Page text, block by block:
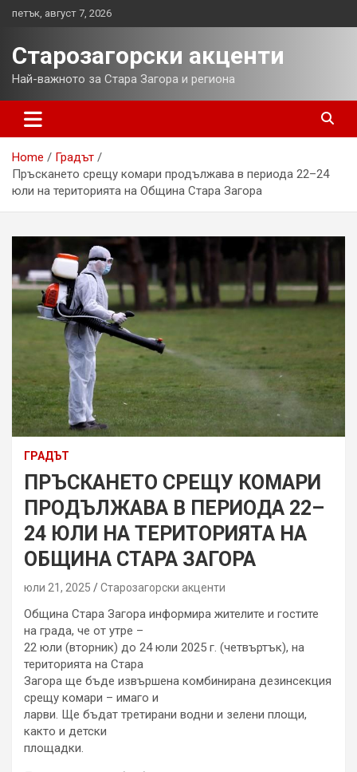
петък, август 7, 2026
Старозагорски акценти
Най-важното за Стара Загора и региона
Home
Градът
Пръскането срещу комари продължава в периода 22–24
юли на територията на Община Стара Загора
ГРАДЪТ
ПРЪСКАНЕТО СРЕЩУ КОМАРИ
ПРОДЪЛЖАВА В ПЕРИОДА 22–
24 ЮЛИ НА ТЕРИТОРИЯТА НА
ОБЩИНА СТАРА ЗАГОРА
юли 21, 2025 Старозагорски акценти
Община Стара Загора информира жителите и гостите
на града, че от утре –
22 юли (вторник) до 24 юли 2025 г. (четвъртък), на
територията на Стара
Загора ще бъде извършена комбинирана дезинсекция
срещу комари – имаго и
ларви. Ще бъдат третирани водни и зелени площи,
както и детски
площадки.